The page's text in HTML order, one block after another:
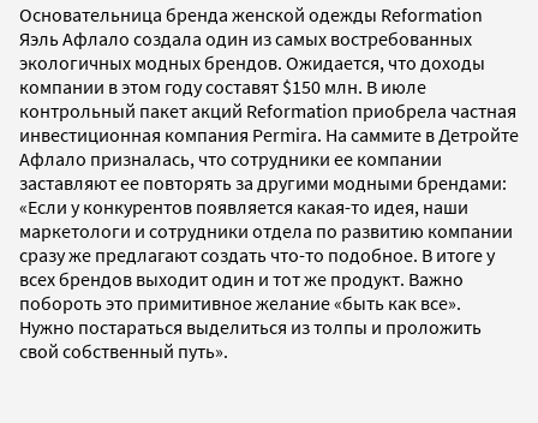
Основательница бренда женской одежды Reformation
Яэль Афлало создала один из самых востребованных
экологичных модных брендов. Ожидается, что доходы
компании в этом году составят $150 млн. В июле
контрольный пакет акций Reformation приобрела частная
инвестиционная компания Permira. На саммите в Детройте
Афлало призналась, что сотрудники ее компании
заставляют ее повторять за другими модными брендами:
«Если у конкурентов появляется какая-то идея, наши
маркетологи и сотрудники отдела по развитию компании
сразу же предлагают создать что-то подобное. В итоге у
всех брендов выходит один и тот же продукт. Важно
побороть это примитивное желание «быть как все».
Нужно постараться выделиться из толпы и проложить
свой собственный путь».